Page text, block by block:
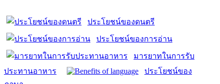
ประโยชน์ของดนตรี
ประโยชน์ของการอ่าน
มารยาทในการรับ
ประทานอาหาร
ประโยชน์ของ